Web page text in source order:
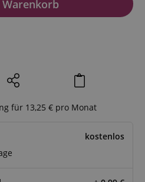
für 13,25 € pro Monat
kostenlos